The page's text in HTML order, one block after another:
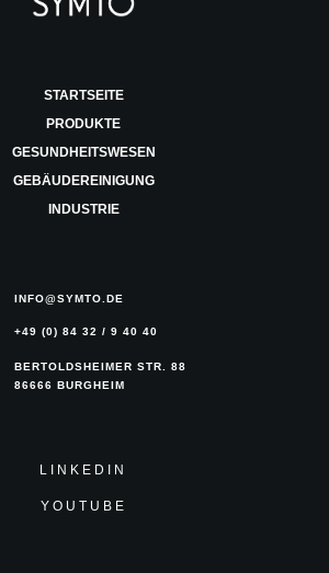
STARTSEITE
PRODUKTE
GESUNDHEITSWESEN
GEBÄUDEREINIGUNG
INDUSTRIE
INFO@SYMTO.DE
+49 (0) 84 32 / 9 40 40
BERTOLDSHEIMER STR. 88
86666 BURGHEIM
LINKEDIN
YOUTUBE